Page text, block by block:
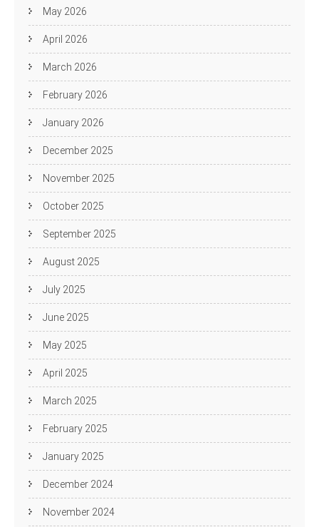
May 2026
April 2026
March 2026
February 2026
January 2026
December 2025
November 2025
October 2025
September 2025
August 2025
July 2025
June 2025
May 2025
April 2025
March 2025
February 2025
January 2025
December 2024
November 2024